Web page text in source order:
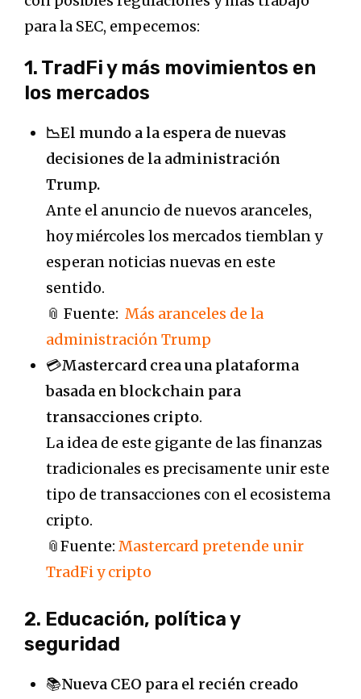
para la SEC, empecemos:
1. TradFi y más movimientos en
los mercados
📉El mundo a la espera de nuevas
decisiones de la administración
Trump.
Ante el anuncio de nuevos aranceles,
hoy miércoles los mercados tiemblan y
esperan noticias nuevas en este
sentido.
📎 Fuente: Más aranceles de la
administración Trump
💳Mastercard crea una plataforma
basada en blockchain para
transacciones cripto.
La idea de este gigante de las finanzas
tradicionales es precisamente unir este
tipo de transacciones con el ecosistema
cripto.
📎Fuente: Mastercard pretende unir
TradFi y cripto
2. Educación, política y
seguridad
📚Nueva CEO para el recién creado